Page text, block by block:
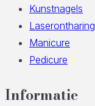
Kunstnagels
Laserontharing
Manicure
Pedicure
Informatie